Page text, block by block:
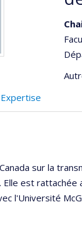
Expertise
sur la
Elle est
l'Université